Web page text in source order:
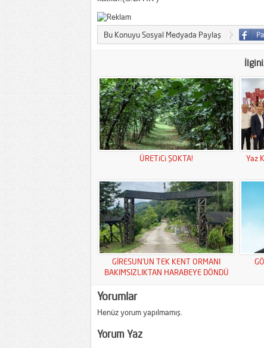
Bu Konuyu Sosyal Medyada Paylaş
ÜRETiCi ŞOKTA! Yaz
GİRESUN’UN TEK KENT ORMANI
BAKIMSIZLIKTAN HARABEYE DÖNDÜ
Yorumlar
Henüz yorum yapılmamış.
Yorum Yaz